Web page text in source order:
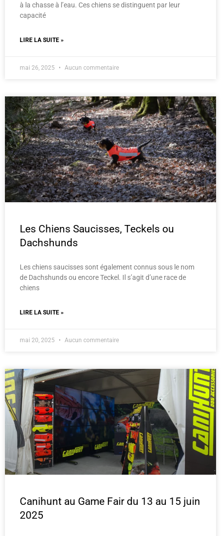
à la chasse à l’eau. Ces chiens se distinguent par leur
capacité
LIRE LA SUITE »
mai 26, 2025 Aucun commentaire
Les Chiens Saucisses, Teckels ou
Dachshunds
Les chiens saucisses sont également connus sous le nom
de Dachshunds ou encore Teckel. Il s’agit d’une race de
chiens
LIRE LA SUITE »
mai 20, 2025 Aucun commentaire
Canihunt au Game Fair du 13 au 15 juin
2025